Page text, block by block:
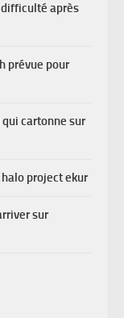
après
prévue pour
cartonne sur
project ekur
sur